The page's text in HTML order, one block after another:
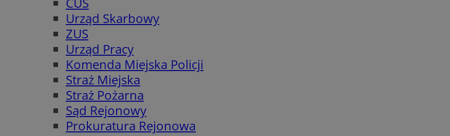
Urząd Skarbowy
ZUS
Urząd Pracy
Komenda Miejska Policji
Straż Miejska
Straż Pożarna
Sąd Rejonowy
Prokuratura Rejonowa